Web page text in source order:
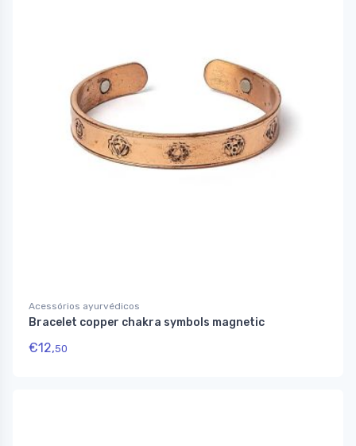
Acessórios ayurvédicos
Bracelet copper chakra symbols magnetic
€12,50